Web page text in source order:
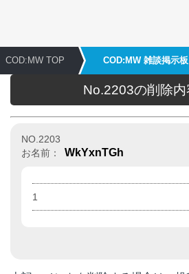
COD:MW TOP COD:MW 雑談掲示板
No.2203の削除内
NO.2203
お名前：
WkYxnTGh
1